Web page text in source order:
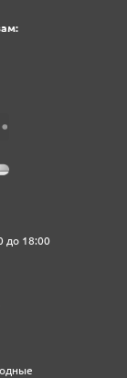
до 18:00